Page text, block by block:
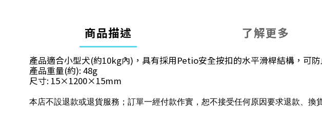
商品描述 了解更多
產品適合小型犬(約10kg內)，具有採用Petio安全按扣的水平滑桿結構，可防
產品重量(約): 48g
尺寸: 15×1200×15mm
本店不設退款或退貨服務；訂單一經付款作實，恕不接受任何原因要求退款、換